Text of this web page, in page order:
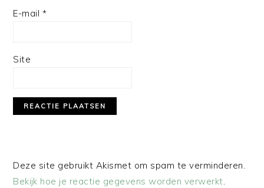
E-mail *
Site
Deze site gebruikt Akismet om spam te verminderen.
Bekijk hoe je reactie gegevens worden verwerkt.